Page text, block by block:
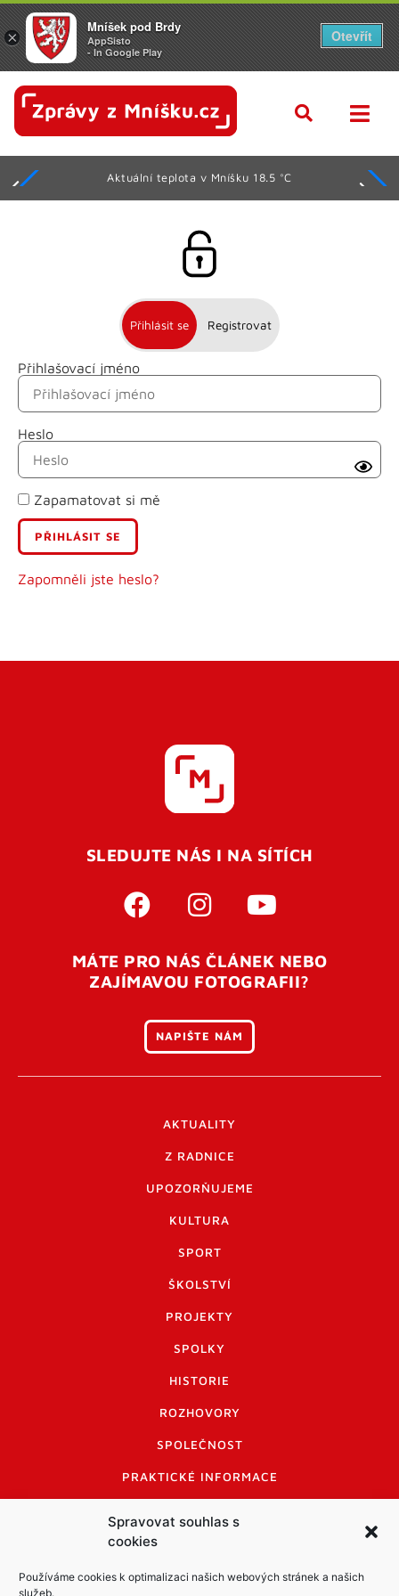
Spravovat souhlas s
cookies
Používáme cookies k optimalizaci našich webových stránek a našich
služeb.
Aktuální teplota v Mníšku 18.5 °C
Přihlásit se Registrovat
Přihlašovací jméno
Heslo
Zapamatovat si mě
Zapomněli jste heslo?
Jméno
Příjmení
E-mail
Uživatelské jméno
Pro úspěšné dokončení registrace je potřeba
vaší e-mailovouadresu. Po úspěšném odeslání
otevření tohoto odkazu se váš účet ověří a můžete se
přihlásit. Nezapomeňte zkontrolovat složku SPAM ve
SLEDUJTE NÁS I NA SÍTÍCH
MÁTE PRO NÁS ČLÁNEK NEBO
ZAJÍMAVOU FOTOGRAFII?
NAPIŠTE NÁM
AKTUALITY
Z RADNICE
UPOZORŇUJEME
KULTURA
SPORT
ŠKOLSTVÍ
PROJEKTY
SPOLKY
HISTORIE
ROZHOVORY
SPOLEČNOST
PRAKTICKÉ INFORMACE
INFORMACE A KODEX DISKUTUJÍCÍCH
LOGO A LOGO MANUÁL
×
Mníšek pod Brdy
AppSisto
- In Google Play
Otevřít